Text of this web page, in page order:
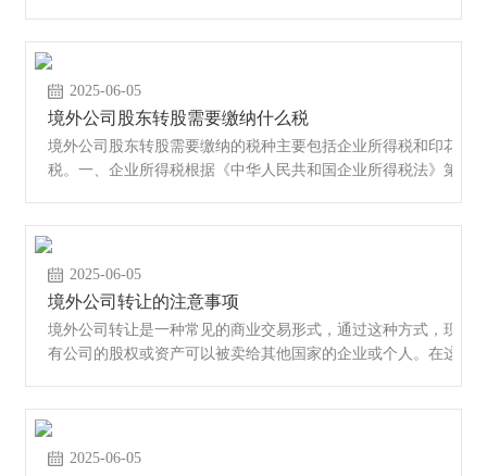
2025-06-05
境外公司股东转股需要缴纳什么税
境外公司股东转股需要缴纳的税种主要包括企业所得税和印花
税。一、企业所得税根据《中华人民共和国企业所得税法》第
2025-06-05
境外公司转让的注意事项
境外公司转让是一种常见的商业交易形式，通过这种方式，现
有公司的股权或资产可以被卖给其他国家的企业或个人。在这
2025-06-05